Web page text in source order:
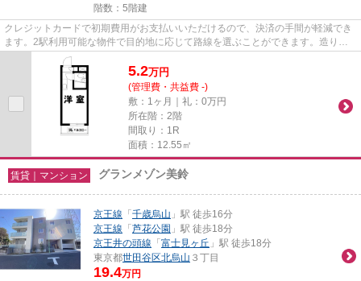
階数：5階建
クレジットカードで初期費用がお支払いいただけるので、決済の手間が軽減でき
ます。2駅利用可能な物件で目的地に応じて路線を選ぶことができます。造りと
デザインに関して、自信をもっ...
5.2万円
(管理費・共益費 -)
敷：1ヶ月｜礼：0万円
所在階：2階
間取り：1R
面積：12.55㎡
賃貸｜マンション グランメゾン美鈴
京王線 「千歳烏山 」駅 徒歩16分
京王線 「芦花公園 」駅 徒歩18分
京王井の頭線 「富士見ヶ丘 」駅 徒歩18分
東京都世田谷区北烏山 ３丁目
19.4万円